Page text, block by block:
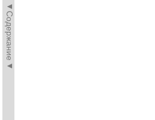
◄Содержание◄